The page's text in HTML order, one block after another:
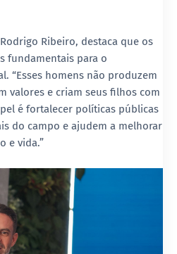
Ribeiro, destaca que os
fundamentais para o
“Esses homens não produzem
valores e criam seus filhos com
é fortalecer políticas públicas
do campo e ajudem a melhorar
e vida.”